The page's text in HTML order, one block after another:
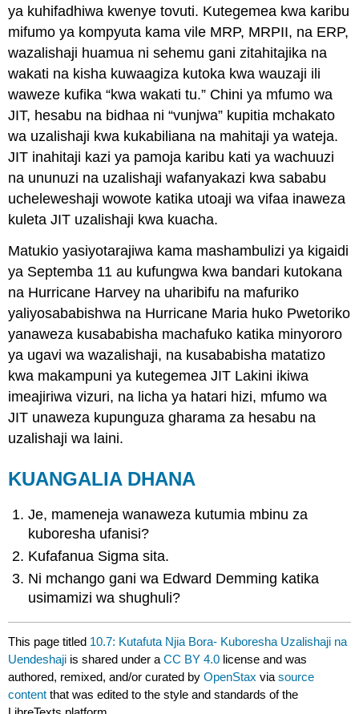
ya kuhifadhiwa kwenye tovuti. Kutegemea kwa karibu
mifumo ya kompyuta kama vile MRP, MRPII, na ERP,
wazalishaji huamua ni sehemu gani zitahitajika na
wakati na kisha kuwaagiza kutoka kwa wauzaji ili
waweze kufika “kwa wakati tu.” Chini ya mfumo wa
JIT, hesabu na bidhaa ni “vunjwa” kupitia mchakato
wa uzalishaji kwa kukabiliana na mahitaji ya wateja.
JIT inahitaji kazi ya pamoja karibu kati ya wachuuzi
na ununuzi na uzalishaji wafanyakazi kwa sababu
ucheleweshaji wowote katika utoaji wa vifaa inaweza
kuleta JIT uzalishaji kwa kuacha.
Matukio yasiyotarajiwa kama mashambulizi ya kigaidi
ya Septemba 11 au kufungwa kwa bandari kutokana
na Hurricane Harvey na uharibifu na mafuriko
yaliyosababishwa na Hurricane Maria huko Pwetoriko
yanaweza kusababisha machafuko katika minyororo
ya ugavi wa wazalishaji, na kusababisha matatizo
kwa makampuni ya kutegemea JIT Lakini ikiwa
imeajiriwa vizuri, na licha ya hatari hizi, mfumo wa
JIT unaweza kupunguza gharama za hesabu na
uzalishaji wa laini.
KUANGALIA DHANA
Je, mameneja wanaweza kutumia mbinu za
kuboresha ufanisi?
Kufafanua Sigma sita.
Ni mchango gani wa Edward Demming katika
usimamizi wa shughuli?
This page titled 10.7: Kutafuta Njia Bora- Kuboresha Uzalishaji na
Uendeshaji is shared under aCC BY 4.0 license and was
authored, remixed, and/or curated byOpenStax viasource
content that was edited to the style and standards of the